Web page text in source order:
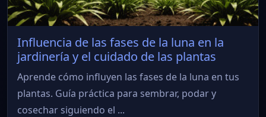
Influencia de las fases de la luna en la
jardinería y el cuidado de las plantas
Aprende cómo influyen las fases de la luna en tus
plantas. Guía práctica para sembrar, podar y
cosechar siguiendo el ...